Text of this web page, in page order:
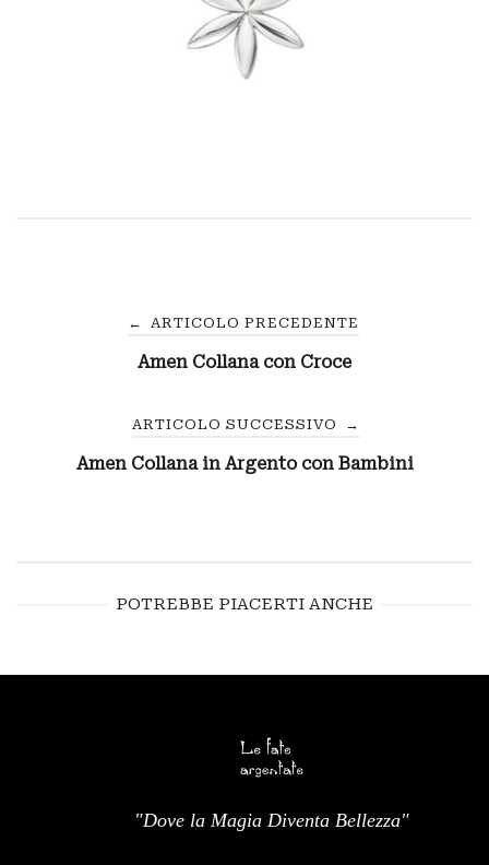
Navigazione
← ARTICOLO PRECEDENTE
Amen Collana con Croce
ARTICOLO SUCCESSIVO →
Amen Collana in Argento con Bambini
POTREBBE PIACERTI ANCHE
"Dove la Magia Diventa Bellezza"